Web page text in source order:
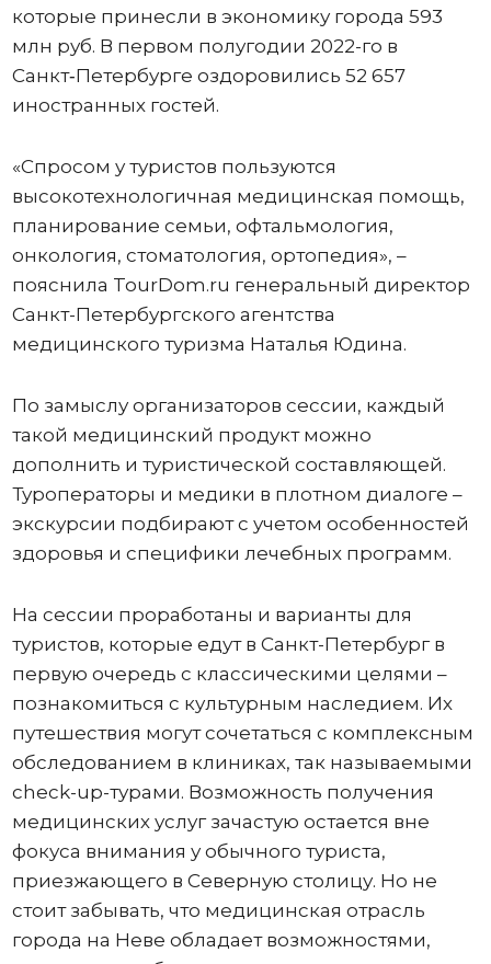
которые принесли в экономику города 593
млн руб. В первом полугодии 2022-го в
Санкт‑Петербурге оздоровились 52 657
иностранных гостей.
«Спросом у туристов пользуются
высокотехнологичная медицинская помощь,
планирование семьи, офтальмология,
онкология, стоматология, ортопедия», –
пояснила TourDom.ru генеральный директор
Санкт-Петербургского агентства
медицинского туризма Наталья Юдина.
По замыслу организаторов сессии, каждый
такой медицинский продукт можно
дополнить и туристической составляющей.
Туроператоры и медики в плотном диалоге –
экскурсии подбирают с учетом особенностей
здоровья и специфики лечебных программ.
На сессии проработаны и варианты для
туристов, которые едут в Санкт-Петербург в
первую очередь с классическими целями –
познакомиться с культурным наследием. Их
путешествия могут сочетаться с комплексным
обследованием в клиниках, так называемыми
check-up-турами. Возможность получения
медицинских услуг зачастую остается вне
фокуса внимания у обычного туриста,
приезжающего в Северную столицу. Но не
стоит забывать, что медицинская отрасль
города на Неве обладает возможностями,